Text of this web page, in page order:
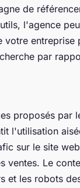
de
l'agence
votre
par
proposés par
l'utilisation
sur le site
ventes. Le
et les robots